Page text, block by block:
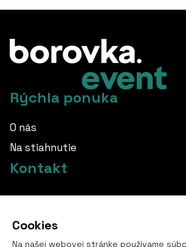
Rýchla ponuka
O nás
Na stiahnutie
Kontakt
+420 724 760 650
Cookies
Na našej webovej stránke používame